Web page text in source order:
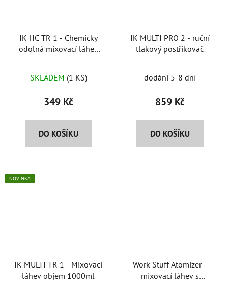
IK HC TR 1 - Chemicky
odolná mixovací láhev
SKLADEM (1 KS)
349 Kč
DO KOŠÍKU
IK MULTI PRO 2 - ruční
tlakový postřikovač
dodání 5-8 dní
859 Kč
DO KOŠÍKU
NOVINKA
IK MULTI TR 1 - Mixovací
láhev objem 1000ml
Work Stuff Atomizer -
mixovací láhev s